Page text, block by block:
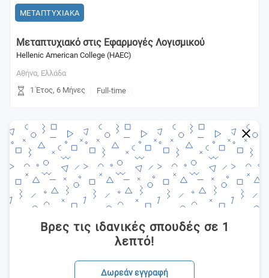
ΜΕΤΑΠΤΥΧΙΑΚΑ
Μεταπτυχιακό στις Εφαρμογές Λογισμικού
Hellenic American College (HAEC)
Αθήνα, Ελλάδα
1 Έτος, 6 Μήνες
Full-time
Βρες τις ιδανικές σπουδές σε 1
λεπτό!
Δωρεάν εγγραφή